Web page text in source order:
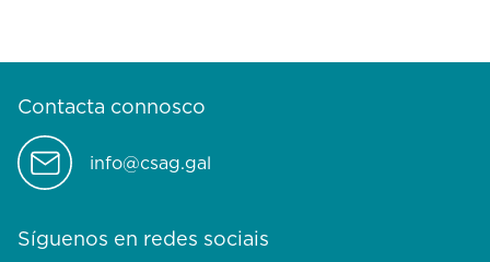
Contacta connosco
info@csag.gal
Síguenos en redes sociais